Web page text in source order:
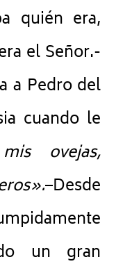
quién era,
el Señor.-
a Pedro del
cuando le
ovejas,
–Desde
un gran